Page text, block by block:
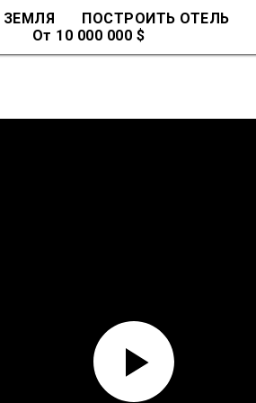
ЗЕМЛЯ ПОСТРОИТЬ ОТЕЛЬ
От 10 000 000 $